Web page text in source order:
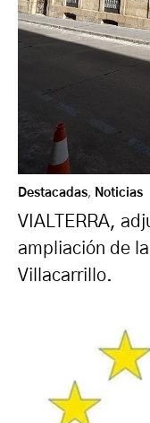
Destacadas, Noticias
VIALTERRA,
ampliación de
Villacarrillo.